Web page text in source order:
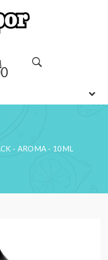
- AROMA - 10ML